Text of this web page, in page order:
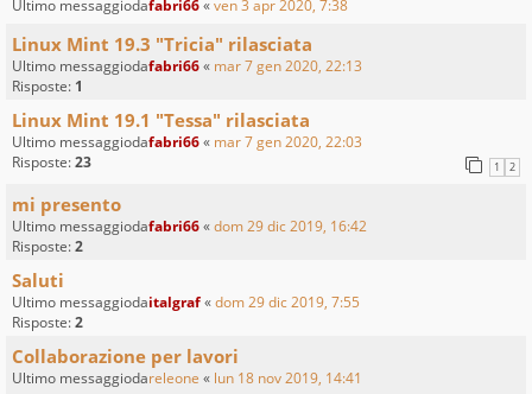
Ultimo messaggiodafabri66«ven 3 apr 2020, 7:38
Linux Mint 19.3 "Tricia" rilasciata
Ultimo messaggiodafabri66« mar 7 gen 2020, 22:13
Risposte: 1
Linux Mint 19.1 "Tessa" rilasciata
Ultimo messaggiodafabri66« mar 7 gen 2020, 22:03
Risposte:23 1 2
mi presento
Ultimo messaggiodafabri66«dom 29 dic 2019, 16:42
Risposte:2
Saluti
Ultimo messaggiodaitalgraf«dom 29 dic 2019, 7:55
Risposte:2
Collaborazione per lavori
Ultimo messaggiodareleone « lun 18 nov 2019, 14:41